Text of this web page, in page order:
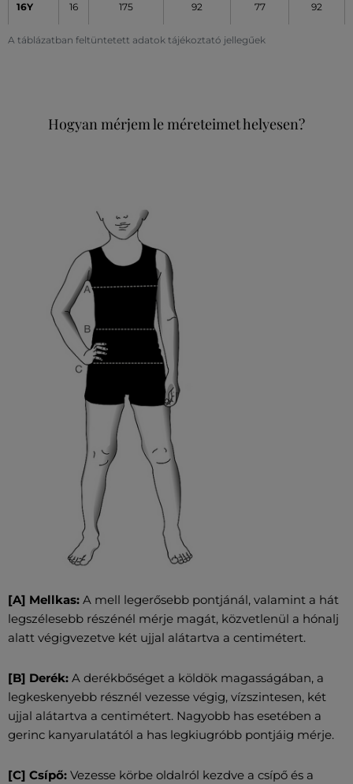
A táblázatban feltüntetett adatok tájékoztató jellegűek
16Y 16 175 92 77 92
Hogyan mérjem le méreteimet helyesen?
[A] Mellkas: A mell legerősebb pontjánál, valamint a hát
legszélesebb részénél mérje magát, közvetlenül a hónalj
alatt végigvezetve két ujjal alátartva a centimétert.
[B] Derék: A derékbőséget a köldök magasságában, a
legkeskenyebb résznél vezesse végig, vízszintesen, két
ujjal alátartva a centimétert. Nagyobb has esetében a
gerinc kanyarulatától a has legkiugróbb pontjáig mérje.
[C] Csípő: Vezesse körbe oldalról kezdve a csípő és a